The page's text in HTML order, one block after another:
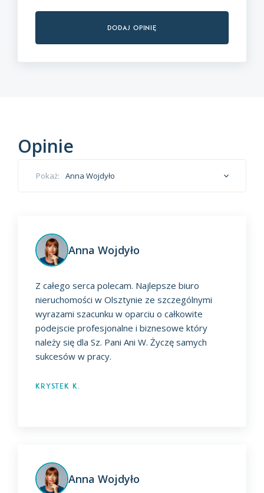
Dodaj opinię
Opinie
Anna Wojdyło
Anna Wojdyło
Z całego serca polecam. Najlepsze biuro
nieruchomości w Olsztynie ze szczególnymi
wyrazami szacunku w oparciu o całkowite
podejscie profesjonalne i biznesowe który
należy się dla Sz. Pani Ani W. Życzę samych
sukcesów w pracy.
Krystek K.
Anna Wojdyło